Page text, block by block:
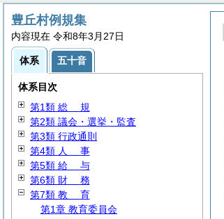
豊丘村例規集
内容現在 令和8年3月27日
体系 五十音
体系目次
第1類 総 規
第2類 議会・選挙・監査
第3類 行政通則
第4類 人 事
第5類 給 与
第6類 財 務
第7類 教 育
第1章 教育委員会